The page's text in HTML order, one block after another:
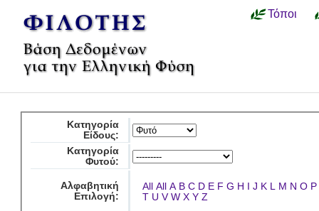
Τόποι
Κατηγορία
Είδους:
Κατηγορία
Φυτού:
Αλφαβητική
Επιλογή:
All All A B C D E F G H I J K L M N O P
T U V W X Y Z